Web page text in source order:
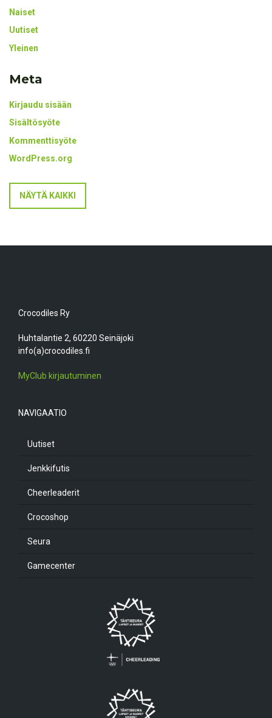
Naiset
Uutiset
Yleinen
Meta
Kirjaudu sisään
Sisältösyöte
Kommenttisyöte
WordPress.org
NÄYTÄ KAIKKI
Crocodiles Ry
Huhtalantie 2, 60220 Seinäjoki
info(a)crocodiles.fi
MyClub kirjautuminen
NAVIGAATIO
Uutiset
Jenkkifutis
Cheerleaderit
Crocoshop
Seura
Gamecenter